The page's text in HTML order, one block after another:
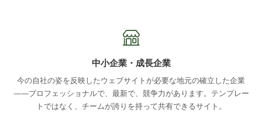
中小企業・成長企業
今の自社の姿を反映したウェブサイトが必要な地元の確立した企業
——プロフェッショナルで、最新で、競争力があります。テンプレー
トではなく、チームが誇りを持って共有できるサイト。